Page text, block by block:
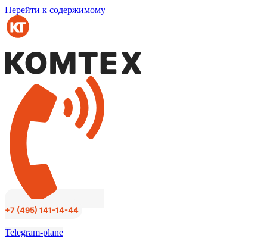
Перейти к содержимому
+7 (495) 141-14-44
Telegram-plane